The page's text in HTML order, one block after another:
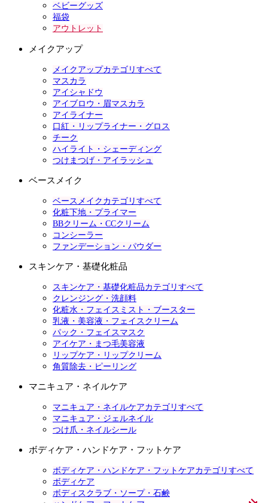
ベビーグッズ
福袋
アウトレット
メイクアップ
メイクアップカテゴリすべて
マスカラ
アイシャドウ
アイブロウ・眉マスカラ
アイライナー
口紅・リップライナー・グロス
チーク
ハイライト・シェーディング
つけまつげ・アイラッシュ
ベースメイク
ベースメイクカテゴリすべて
化粧下地・プライマー
BBクリーム・CCクリーム
コンシーラー
ファンデーション・パウダー
スキンケア・基礎化粧品
スキンケア・基礎化粧品カテゴリすべて
クレンジング・洗顔料
化粧水・フェイスミスト・ブースター
乳液・美容液・フェイスクリーム
パック・フェイスマスク
アイケア・まつ毛美容液
リップケア・リップクリーム
角質除去・ピーリング
マニキュア・ネイルケア
マニキュア・ネイルケアカテゴリすべて
マニキュア・ジェルネイル
つけ爪・ネイルシール
ボディケア・ハンドケア・フットケア
ボディケア・ハンドケア・フットケアカテゴリすべて
ボディケア
ボディスクラブ・ソープ・石鹸